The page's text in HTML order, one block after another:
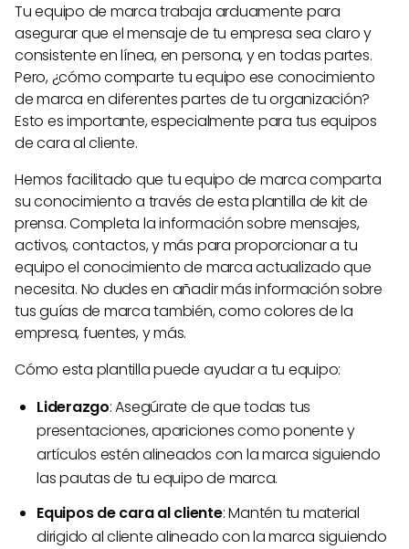
Tu equipo de marca trabaja arduamente para
asegurar que el mensaje de tu empresa sea claro y
consistente en línea, en persona, y en todas partes.
Pero, ¿cómo comparte tu equipo ese conocimiento
de marca en diferentes partes de tu organización?
Esto es importante, especialmente para tus equipos
de cara al cliente.
Hemos facilitado que tu equipo de marca comparta
su conocimiento a través de esta plantilla de kit de
prensa. Completa la información sobre mensajes,
activos, contactos, y más para proporcionar a tu
equipo el conocimiento de marca actualizado que
necesita. No dudes en añadir más información sobre
tus guías de marca también, como colores de la
empresa, fuentes, y más.
Cómo esta plantilla puede ayudar a tu equipo:
Liderazgo: Asegúrate de que todas tus
presentaciones, apariciones como ponente y
artículos estén alineados con la marca siguiendo
las pautas de tu equipo de marca.
Equipos de cara al cliente: Mantén tu material
dirigido al cliente alineado con la marca siguiendo